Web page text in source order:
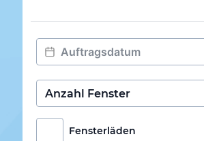
Fensterläden